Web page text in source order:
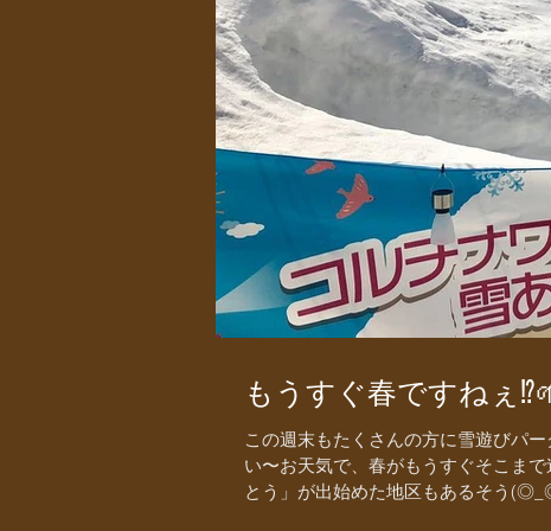
もうすぐ春ですねぇ
この週末もたくさんの方に雪遊びパ
い〜お天気で、春がもうすぐそこま
とう」が出始めた地区もあるそう